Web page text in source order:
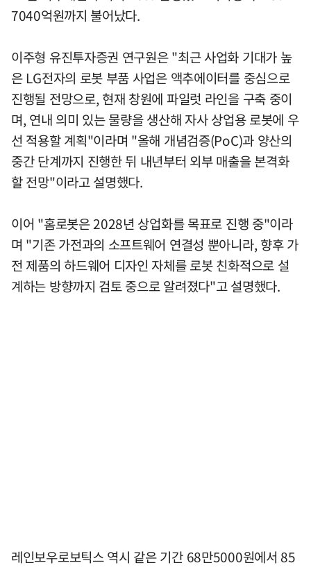
7040억원까지 불어났다.
이주형 유진투자증권 연구원은 "최근 사업화 기대가 높
은 LG전자의 로봇 부품 사업은 액추에이터를 중심으로
진행될 전망으로, 현재 창원에 파일럿 라인을 구축 중이
며, 연내 의미 있는 물량을 생산해 자사 상업용 로봇에 우
선 적용할 계획"이라며 "올해 개념검증(PoC)과 양산의
중간 단계까지 진행한 뒤 내년부터 외부 매출을 본격화
할 전망"이라고 설명했다.
이어 "홈로봇은 2028년 상업화를 목표로 진행 중"이라
며 "기존 가전과의 소프트웨어 연결성 뿐아니라, 향후 가
전 제품의 하드웨어 디자인 자체를 로봇 친화적으로 설
계하는 방향까지 검토 중으로 알려졌다"고 설명했다.
레인보우로보틱스 역시 같은 기간 68만5000원에서 85